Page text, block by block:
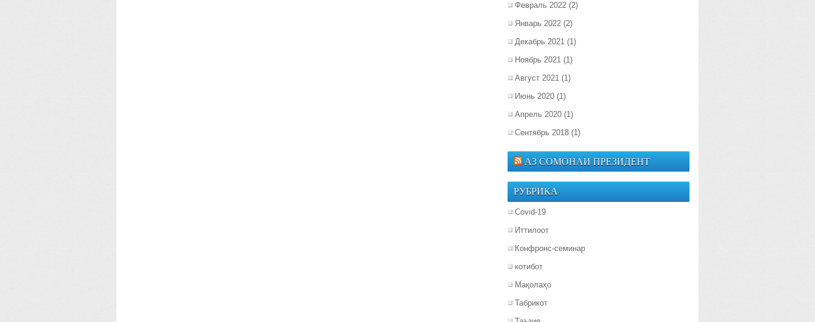
Февраль 2022 (2)
Январь 2022 (2)
Декабрь 2021 (1)
Ноябрь 2021 (1)
Август 2021 (1)
Июнь 2020 (1)
Апрель 2020 (1)
Сентябрь 2018 (1)
АЗ СОМОНАИ ПРЕЗИДЕНТ
РУБРИКА
Covid-19
Иттилоот
Конфронс-семинар
котибот
Мақолаҳо
Табрикот